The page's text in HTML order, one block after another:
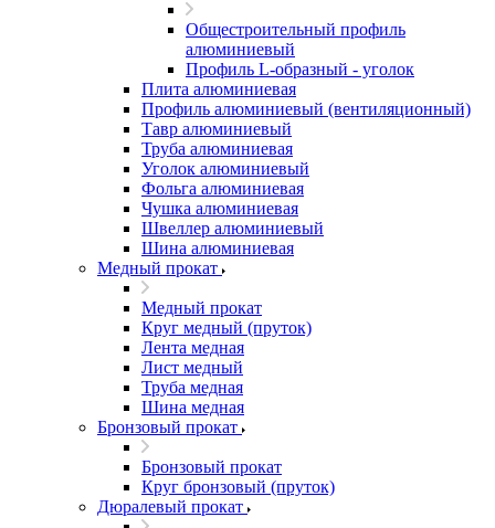
Общестроительный профиль
алюминиевый
Профиль L-образный - уголок
Плита алюминиевая
Профиль алюминиевый (вентиляционный)
Тавр алюминиевый
Труба алюминиевая
Уголок алюминиевый
Фольга алюминиевая
Чушка алюминиевая
Швеллер алюминиевый
Шина алюминиевая
Медный прокат
Медный прокат
Круг медный (пруток)
Лента медная
Лист медный
Труба медная
Шина медная
Бронзовый прокат
Бронзовый прокат
Круг бронзовый (пруток)
Дюралевый прокат